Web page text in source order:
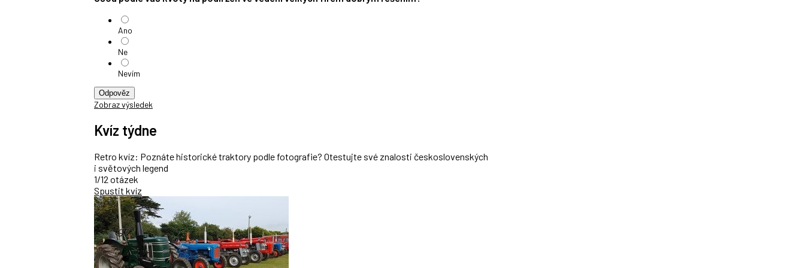
Ano
Ne
Nevím
Odpověz
Zobraz výsledek
Kvíz týdne
Retro kvíz: Poznáte historické traktory podle fotografie? Otestujte své znalosti československých
i světových legend
1/12 otázek
Spustit kvíz